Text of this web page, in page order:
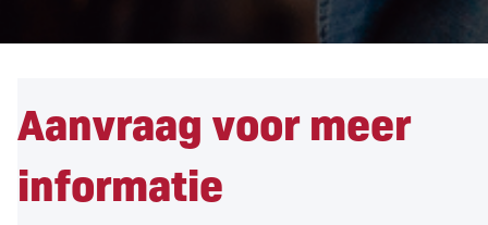
Aanvraag voor meer
informatie